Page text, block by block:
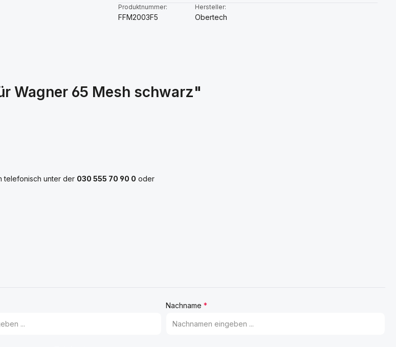
Produktnummer:
FFM2003F5
Hersteller:
Obertech
Wagner 65 Mesh schwarz"
telefonisch unter der 030 555 70 90 0 oder
Nachname*